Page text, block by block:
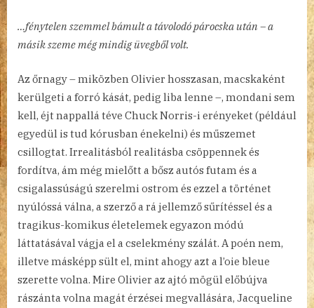
…fénytelen szemmel bámult a távolodó párocska után – a
másik szeme még mindig üvegből volt.
Az őrnagy – miközben Olivier hosszasan, macskaként
kerülgeti a forró kását, pedig liba lenne –, mondani sem
kell, éjt nappallá téve Chuck Norris-i erényeket (például
egyedül is tud kórusban énekelni) és műszemet
csillogtat. Irrealitásból realitásba csöppennek és
fordítva, ám még mielőtt a bősz autós futam és a
csigalassúságú szerelmi ostrom és ezzel a történet
nyúlóssá válna, a szerző a rá jellemző sűrítéssel és a
tragikus-komikus életelemek egyazon módú
láttatásával vágja el a cselekmény szálát. A poén nem,
illetve másképp sült el, mint ahogy azt a l’oie bleue
szerette volna. Mire Olivier az ajtó mögül előbújva
rászánta volna magát érzései megvallására, Jacqueline